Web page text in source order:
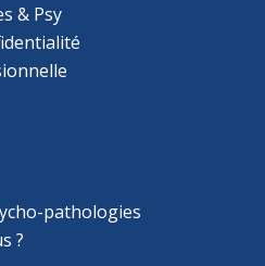
& Psy
pathologies
?